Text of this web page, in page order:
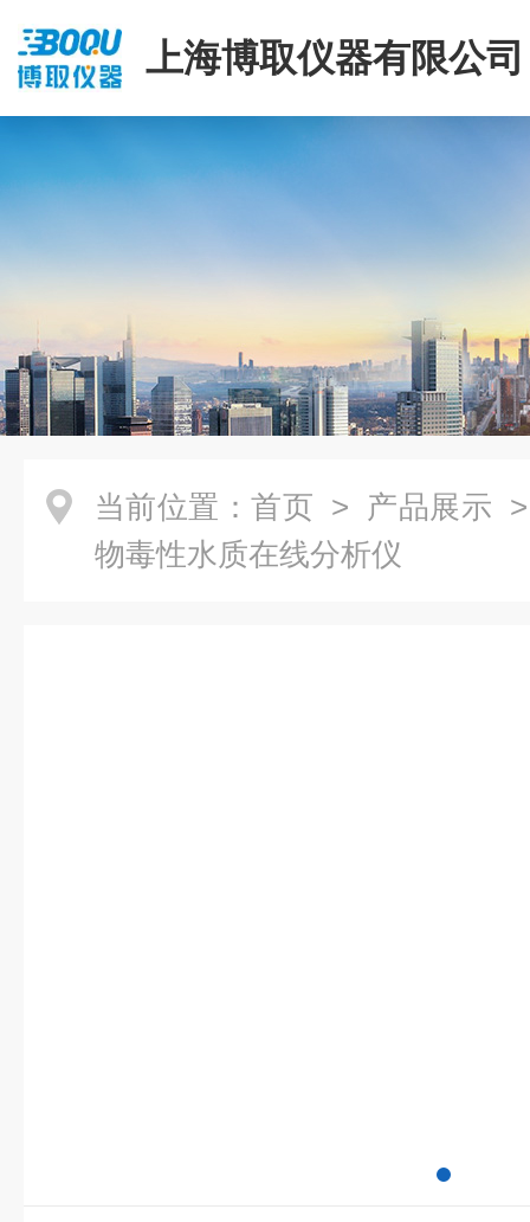
上海博取仪器有限公司
当前位置： 首页 > 产品展示
物毒性水质在线分析仪